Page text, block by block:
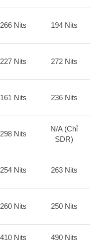
266 Nits 194 Nits
227 Nits 272 Nits
161 Nits 236 Nits
298 Nits
N/A (Chỉ
SDR)
254 Nits 263 Nits
260 Nits 250 Nits
410 Nits 490 Nits